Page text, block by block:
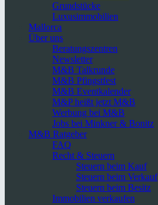
Grundstücke
Luxusimmobilien
Mallorca
Über uns
Beratungszentren
Newsletter
M&B Talkrunde
M&B Pfingstfest
M&B Eventkalender
M&P heißt jetzt M&B
Werbung bei M&B
Jobs bei Minkner & Bonitz
M&B Ratgeber
FAQ
Recht & Steuern
Steuern beim Kauf
Steuern beim Verkauf
Steuern beim Besitz
Immobilien verkaufen